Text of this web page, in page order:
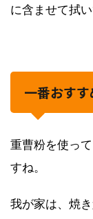
に含ませて拭
一番おす
重曹粉を使っ
すね。
我が家は、焼